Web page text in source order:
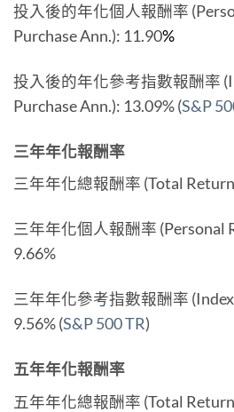
投入後的年化個人報酬率
Purchase Ann.): 11.90%
投入後的年化參考指數報酬率
Purchase Ann.): 13.09% (S&P
三年年化報酬率
三年年化總報酬率 (Total
三年年化個人報酬率 (Personal
9.66%
三年年化參考指數報酬率
9.56% (S&P 500 TR)
五年年化報酬率
五年年化總報酬率 (Total